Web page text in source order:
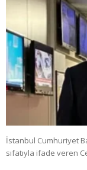
İstanbul Cumhuriyet
sıfatıyla ifade veren